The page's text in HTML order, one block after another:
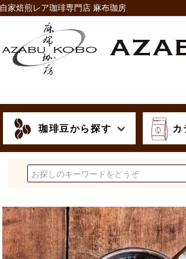
自家焙煎レア珈琲専門店 麻布珈房
珈琲豆から探す カ